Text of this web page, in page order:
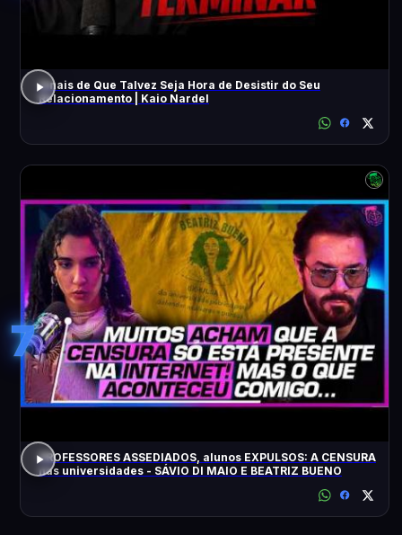
Sinais de Que Talvez Seja Hora de Desistir do Seu
Relacionamento | Kaio Nardel
7
PROFESSORES ASSEDIADOS, alunos EXPULSOS: A CENSURA
nas universidades - SÁVIO DI MAIO E BEATRIZ BUENO